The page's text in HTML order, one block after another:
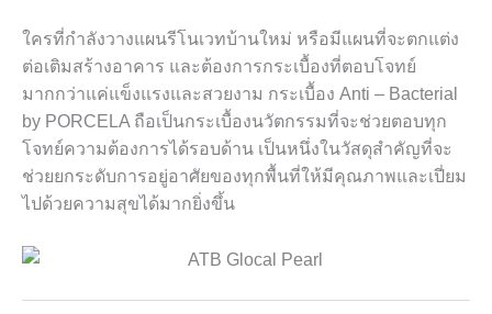
ใครที่กำลังวางแผนรีโนเวทบ้านใหม่ หรือมีแผนที่จะตกแต่ง
ต่อเติมสร้างอาคาร และต้องการกระเบื้องที่ตอบโจทย์
มากกว่าแค่แข็งแรงและสวยงาม กระเบื้อง Anti – Bacterial
by PORCELA ถือเป็นกระเบื้องนวัตกรรมที่จะช่วยตอบทุก
โจทย์ความต้องการได้รอบด้าน เป็นหนึ่งในวัสดุสำคัญที่จะ
ช่วยยกระดับการอยู่อาศัยของทุกพื้นที่ให้มีคุณภาพและเปี่ยม
ไปด้วยความสุขได้มากยิ่งขึ้น